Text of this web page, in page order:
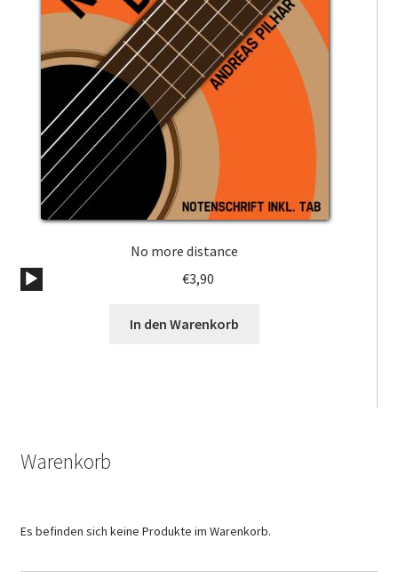
No more distance
Audio-
€3,90
In den Warenkorb
Warenkorb
Es befinden sich keine Produkte im Warenkorb.